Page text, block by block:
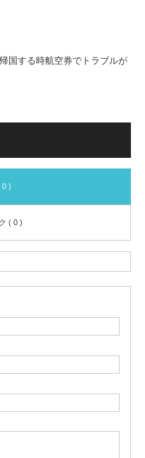
国する時航空券でトラブルが
0 )
( 0 )